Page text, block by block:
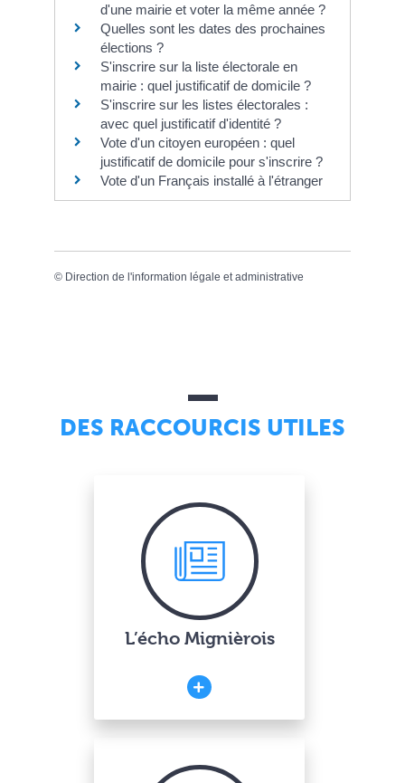
d'une mairie et voter la même année ?
Quelles sont les dates des prochaines
élections ?
S'inscrire sur la liste électorale en
mairie : quel justificatif de domicile ?
S'inscrire sur les listes électorales :
avec quel justificatif d'identité ?
Vote d'un citoyen européen : quel
justificatif de domicile pour s'inscrire ?
Vote d'un Français installé à l'étranger
© Direction de l'information légale et administrative
DES RACCOURCIS UTILES
L’écho Mignièrois